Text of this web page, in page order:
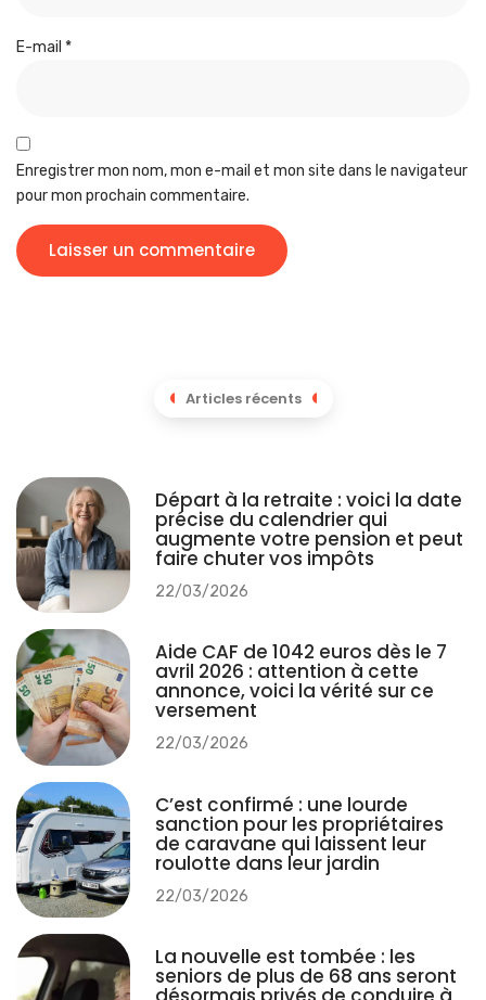
E-mail *
Enregistrer mon nom, mon e-mail et mon site dans le navigateur
pour mon prochain commentaire.
Articles récents
Départ à la retraite : voici la date
précise du calendrier qui
augmente votre pension et peut
faire chuter vos impôts
22/03/2026
Aide CAF de 1042 euros dès le 7
avril 2026 : attention à cette
annonce, voici la vérité sur ce
versement
22/03/2026
C’est confirmé : une lourde
sanction pour les propriétaires
de caravane qui laissent leur
roulotte dans leur jardin
22/03/2026
La nouvelle est tombée : les
seniors de plus de 68 ans seront